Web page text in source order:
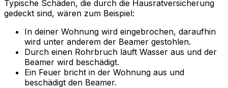
Typische Schäden, die durch die Hausratversicherung
gedeckt sind, wären zum Beispiel:
In deiner Wohnung wird eingebrochen, daraufhin
wird unter anderem der Beamer gestohlen.
Durch einen Rohrbruch läuft Wasser aus und der
Beamer wird beschädigt.
Ein Feuer bricht in der Wohnung aus und
beschädigt den Beamer.